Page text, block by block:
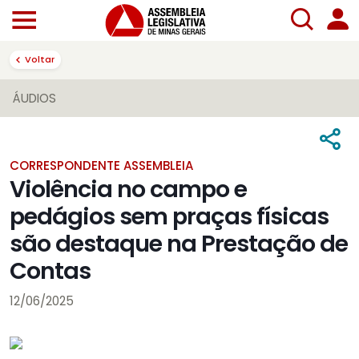
Voltar
ÁUDIOS
CORRESPONDENTE ASSEMBLEIA
Violência no campo e
pedágios sem praças físicas
são destaque na Prestação de
Contas
12/06/2025